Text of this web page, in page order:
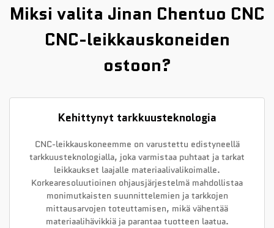
Miksi valita Jinan Chentuo CNC
CNC-leikkauskoneiden
ostoon?
Kehittynyt tarkkuusteknologia
CNC-leikkauskoneemme on varustettu edistyneellä
tarkkuusteknologialla, joka varmistaa puhtaat ja tarkat
leikkaukset laajalle materiaalivalikoimalle.
Korkearesoluutioinen ohjausjärjestelmä mahdollistaa
monimutkaisten suunnittelemien ja tarkkojen
mittausarvojen toteuttamisen, mikä vähentää
materiaalihävikkiä ja parantaa tuotteen laatua.